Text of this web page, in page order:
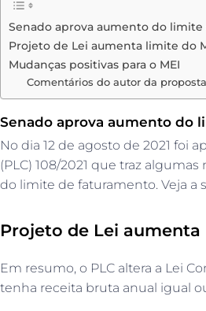
Senado aprova aumento do limite
Projeto de Lei aumenta limite do
Mudanças positivas para o MEI
Comentários do autor da proposta
Senado aprova aumento do
No dia 12 de agosto de 2021 foi
(PLC) 108/2021 que traz
do limite de faturamento. Veja a
Projeto de Lei aumenta
Em resumo, o PLC altera a Lei
tenha receita bruta anual igual